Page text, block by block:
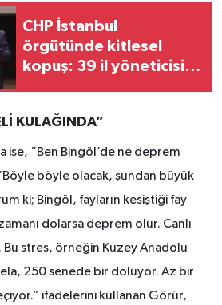
CHP İstanbul
örgütünde kitlesel
kopuş: 39 il yöneticisi
KULAĞINDA”
ise, “Ben Bingöl’de ne deprem
böyle olacak, şundan büyük
ki; Bingöl, fayların kesiştiği fay
dolarsa deprem olur. Canlı
stres, örneğin Kuzey Anadolu
250 senede bir doluyor. Az bir
ifadelerini kullanan Görür,